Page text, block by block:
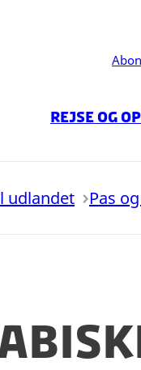
Rejse og
udlandet Pas